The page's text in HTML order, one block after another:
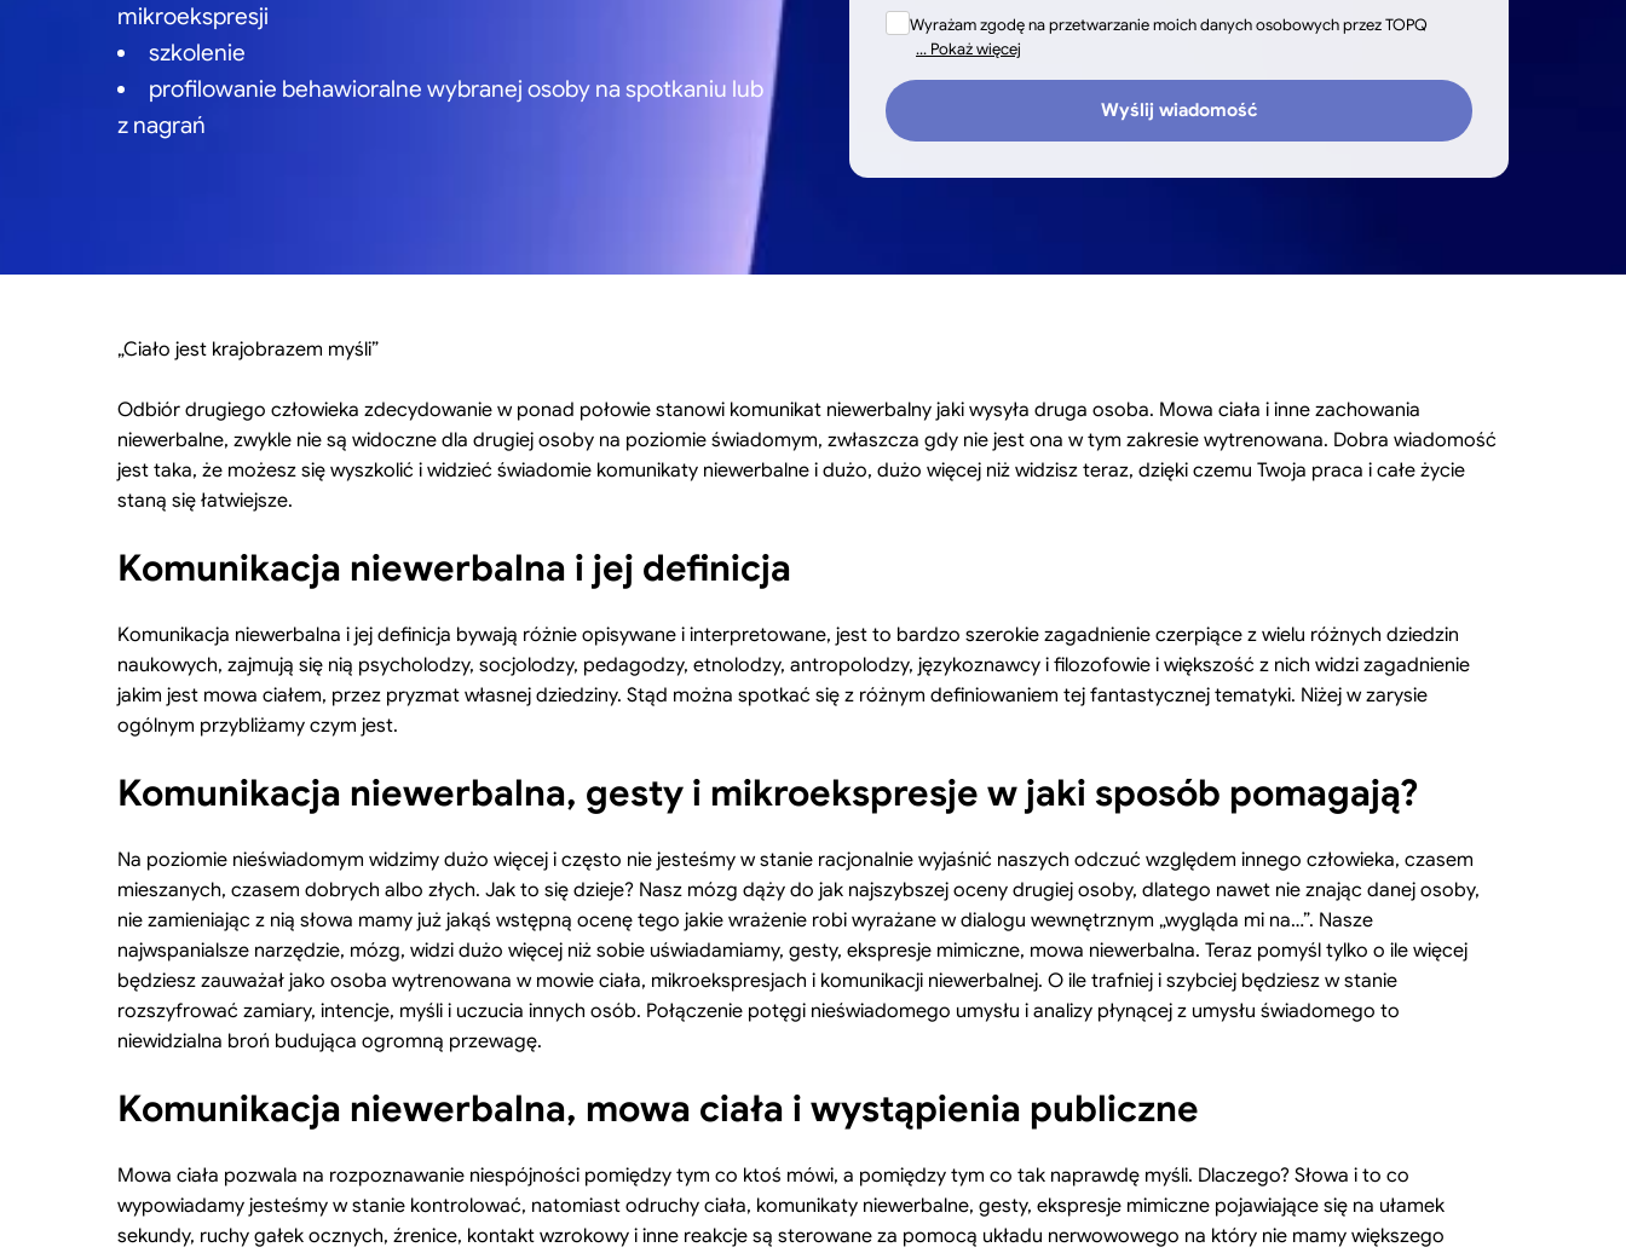
mikroekspresji
szkolenie
profilowanie behawioralne wybranej osoby na spotkaniu lub
z nagrań
Wyrażam zgodę na przetwarzanie moich danych osobowych przez TOPQ
... Pokaż więcej
Wyślij wiadomość
„Ciało jest krajobrazem myśli”
Odbiór drugiego człowieka zdecydowanie w ponad połowie stanowi komunikat niewerbalny jaki wysyła druga osoba. Mowa ciała i inne zachowania
niewerbalne, zwykle nie są widoczne dla drugiej osoby na poziomie świadomym, zwłaszcza gdy nie jest ona w tym zakresie wytrenowana. Dobra wiadomość
jest taka, że możesz się wyszkolić i widzieć świadomie komunikaty niewerbalne i dużo, dużo więcej niż widzisz teraz, dzięki czemu Twoja praca i całe życie
staną się łatwiejsze.
Komunikacja niewerbalna i jej definicja
Komunikacja niewerbalna i jej definicja bywają różnie opisywane i interpretowane, jest to bardzo szerokie zagadnienie czerpiące z wielu różnych dziedzin
naukowych, zajmują się nią psycholodzy, socjolodzy, pedagodzy, etnolodzy, antropolodzy, językoznawcy i filozofowie i większość z nich widzi zagadnienie
jakim jest mowa ciałem, przez pryzmat własnej dziedziny. Stąd można spotkać się z różnym definiowaniem tej fantastycznej tematyki. Niżej w zarysie
ogólnym przybliżamy czym jest.
Komunikacja niewerbalna, gesty i mikroekspresje w jaki sposób pomagają?
Na poziomie nieświadomym widzimy dużo więcej i często nie jesteśmy w stanie racjonalnie wyjaśnić naszych odczuć względem innego człowieka, czasem
mieszanych, czasem dobrych albo złych. Jak to się dzieje? Nasz mózg dąży do jak najszybszej oceny drugiej osoby, dlatego nawet nie znając danej osoby,
nie zamieniając z nią słowa mamy już jakąś wstępną ocenę tego jakie wrażenie robi wyrażane w dialogu wewnętrznym „wygląda mi na…”. Nasze
najwspanialsze narzędzie, mózg, widzi dużo więcej niż sobie uświadamiamy, gesty, ekspresje mimiczne, mowa niewerbalna. Teraz pomyśl tylko o ile więcej
będziesz zauważał jako osoba wytrenowana w mowie ciała, mikroekspresjach i komunikacji niewerbalnej. O ile trafniej i szybciej będziesz w stanie
rozszyfrować zamiary, intencje, myśli i uczucia innych osób. Połączenie potęgi nieświadomego umysłu i analizy płynącej z umysłu świadomego to
niewidzialna broń budująca ogromną przewagę.
Komunikacja niewerbalna, mowa ciała i wystąpienia publiczne
Mowa ciała pozwala na rozpoznawanie niespójności pomiędzy tym co ktoś mówi, a pomiędzy tym co tak naprawdę myśli. Dlaczego? Słowa i to co
wypowiadamy jesteśmy w stanie kontrolować, natomiast odruchy ciała, komunikaty niewerbalne, gesty, ekspresje mimiczne pojawiające się na ułamek
sekundy, ruchy gałek ocznych, źrenice, kontakt wzrokowy i inne reakcje są sterowane za pomocą układu nerwowowego na który nie mamy większego